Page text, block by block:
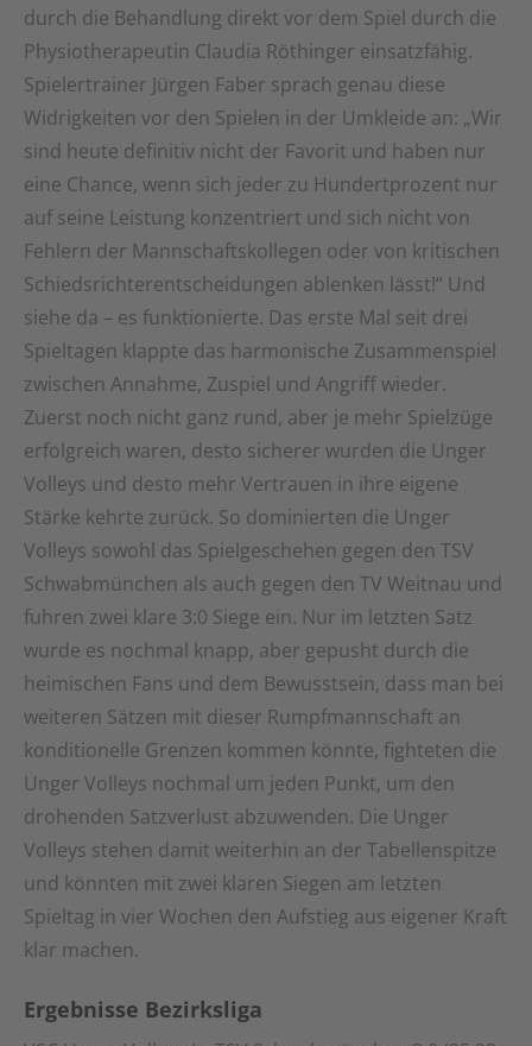
durch die Behandlung direkt vor dem Spiel durch die
Physiotherapeutin Claudia Röthinger einsatzfähig.
Spielertrainer Jürgen Faber sprach genau diese
Widrigkeiten vor den Spielen in der Umkleide an: „Wir
sind heute definitiv nicht der Favorit und haben nur
eine Chance, wenn sich jeder zu Hundertprozent nur
auf seine Leistung konzentriert und sich nicht von
Fehlern der Mannschaftskollegen oder von kritischen
Schiedsrichterentscheidungen ablenken lässt!“ Und
siehe da – es funktionierte. Das erste Mal seit drei
Spieltagen klappte das harmonische Zusammenspiel
zwischen Annahme, Zuspiel und Angriff wieder.
Zuerst noch nicht ganz rund, aber je mehr Spielzüge
erfolgreich waren, desto sicherer wurden die Unger
Volleys und desto mehr Vertrauen in ihre eigene
Stärke kehrte zurück. So dominierten die Unger
Volleys sowohl das Spielgeschehen gegen den TSV
Schwabmünchen als auch gegen den TV Weitnau und
fuhren zwei klare 3:0 Siege ein. Nur im letzten Satz
wurde es nochmal knapp, aber gepusht durch die
heimischen Fans und dem Bewusstsein, dass man bei
weiteren Sätzen mit dieser Rumpfmannschaft an
konditionelle Grenzen kommen könnte, fighteten die
Unger Volleys nochmal um jeden Punkt, um den
drohenden Satzverlust abzuwenden. Die Unger
Volleys stehen damit weiterhin an der Tabellenspitze
und könnten mit zwei klaren Siegen am letzten
Spieltag in vier Wochen den Aufstieg aus eigener Kraft
klar machen.
Ergebnisse Bezirksliga